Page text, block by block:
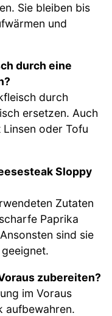
Sie bleiben bis
und
durch eine
durch
ersetzen. Auch
oder Tofu
Sloppy
Zutaten
Paprika
sind sie
zubereiten?
im Voraus
aufbewahren.